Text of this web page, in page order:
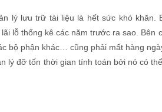
lý lưu trữ tài liệu là hết sức khó khăn.
lỗ thống kê các năm trước ra sao. Bên
bộ phận khác… cũng phải mất hàng
lý đỡ tốn thời gian tính toán bởi nó có